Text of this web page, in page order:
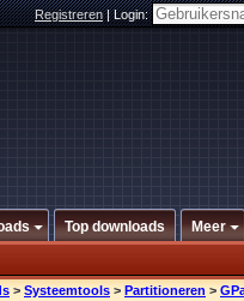
Registreren|Login:
Top downloads Meer
> Systeemtools > Partitioneren >